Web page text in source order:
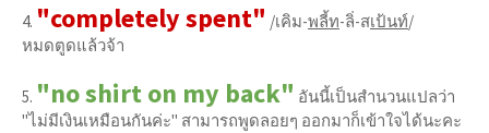
4. "completely spent" /เคิม-พลี้ท-ลิ่-สเป้นท์/
หมดตูดแล้วจ้า
5. "no shirt on my back" อันนี้เป็นสำนวนแปลว่า
"ไม่มีเงินเหมือนกันค่ะ" สามารถพูดลอยๆ ออกมาก็เข้าใจได้นะคะ